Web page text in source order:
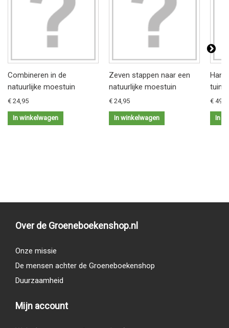
Combineren in de
natuurlijke moestuin
€ 24,95
In winkelwagen
Zeven stappen naar een
natuurlijke moestuin
€ 24,95
In winkelwagen
€
In
Over de Groeneboekenshop.nl
Onze missie
De mensen achter de Groeneboekenshop
Duurzaamheid
Mijn account